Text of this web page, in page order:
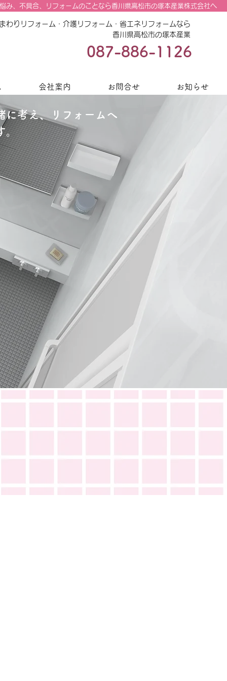
み、不具合、リフォームのことなら香川県高松市の塚本産業株式会社へ
わりリフォーム・介護リフォーム・省エネリフォームなら
香川県高松市の塚本産業
087-886-1126
会社案内 お問合せ お知らせ
に考え、リフォームへ
。
具合、
なら
ださい！